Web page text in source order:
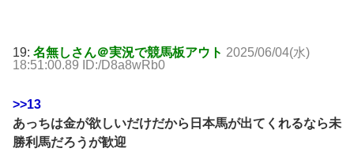
19: 名無しさん＠実況で競馬板アウト 2025/06/04(水)
18:51:00.89 ID:/D8a8wRb0
>>13
あっちは金が欲しいだけだから日本馬が出てくれるなら未
勝利馬だろうが歓迎